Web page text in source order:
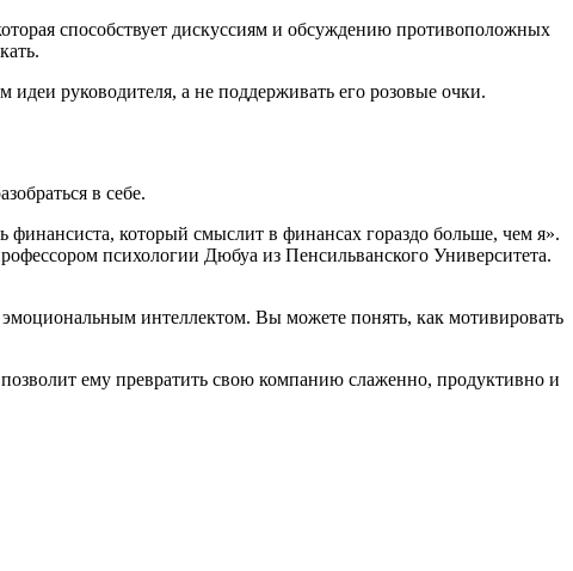
способствует дискуссиям и обсуждению противоположных
руководителя, а не поддерживать его розовые очки.
в себе.
который смыслит в финансах гораздо больше, чем я».
психологии Дюбуа из Пенсильванского Университета.
интеллектом. Вы можете понять, как мотивировать
ему превратить свою компанию слаженно, продуктивно и